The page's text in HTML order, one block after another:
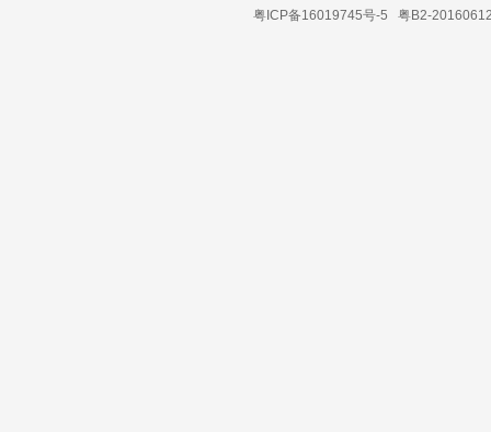
粤ICP备16019745号-5 粤B2-